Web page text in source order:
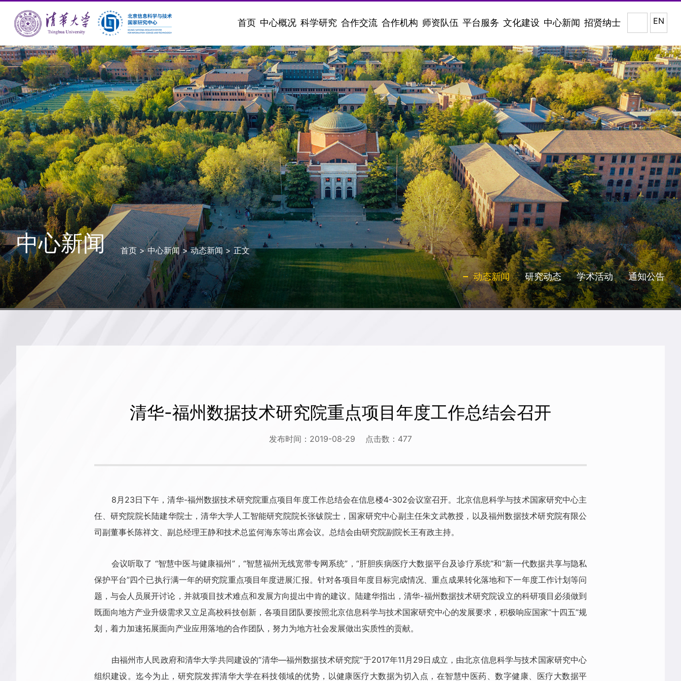
首页 中心概况 科学研究 合作交流 合作机构 师资队伍 平台服务 文化建设 中心新闻 招贤纳士 EN
中心新闻 首页>中心新闻>动态新闻> 正文
动态新闻 研究动态 学术活动 通知公告
清华-福州数据技术研究院重点项目年度工作总结会召开
发布时间：2019-08-29 点击数： 477
8月23日下午，清华-福州数据技术研究院重点项目年度工作总结会在信息楼4-302会议室召开。北京信息科学与技术国家研究中心主
任、研究院院长陆建华院士，清华大学人工智能研究院院长张钹院士，国家研究中心副主任朱文武教授，以及福州数据技术研究院有限公
司副董事长陈祥文、副总经理王静和技术总监何海东等出席会议。总结会由研究院副院长王有政主持。
会议听取了 “智慧中医与健康福州”，“智慧福州无线宽带专网系统”，“肝胆疾病医疗大数据平台及诊疗系统”和“新一代数据共享与隐私
保护平台”四个已执行满一年的研究院重点项目年度进展汇报。针对各项目年度目标完成情况、重点成果转化落地和下一年度工作计划等问
题，与会人员展开讨论，并就项目技术难点和发展方向提出中肯的建议。陆建华指出，清华-福州数据技术研究院设立的科研项目必须做到
既面向地方产业升级需求又立足高校科技创新，各项目团队要按照北京信息科学与技术国家研究中心的发展要求，积极响应国家“十四五”规
划，着力加速拓展面向产业应用落地的合作团队，努力为地方社会发展做出实质性的贡献。
由福州市人民政府和清华大学共同建设的“清华—福州数据技术研究院”于2017年11月29日成立，由北京信息科学与技术国家研究中心
组织建设。迄今为止，研究院发挥清华大学在科技领域的优势，以健康医疗大数据为切入点，在智慧中医药、数字健康、医疗大数据平